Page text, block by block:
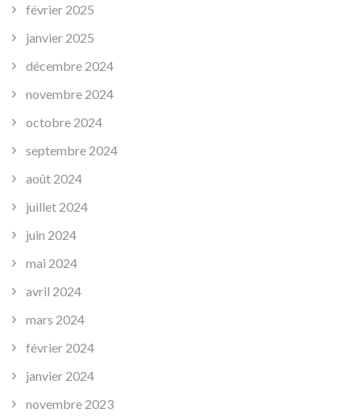
février 2025
janvier 2025
décembre 2024
novembre 2024
octobre 2024
septembre 2024
août 2024
juillet 2024
juin 2024
mai 2024
avril 2024
mars 2024
février 2024
janvier 2024
novembre 2023